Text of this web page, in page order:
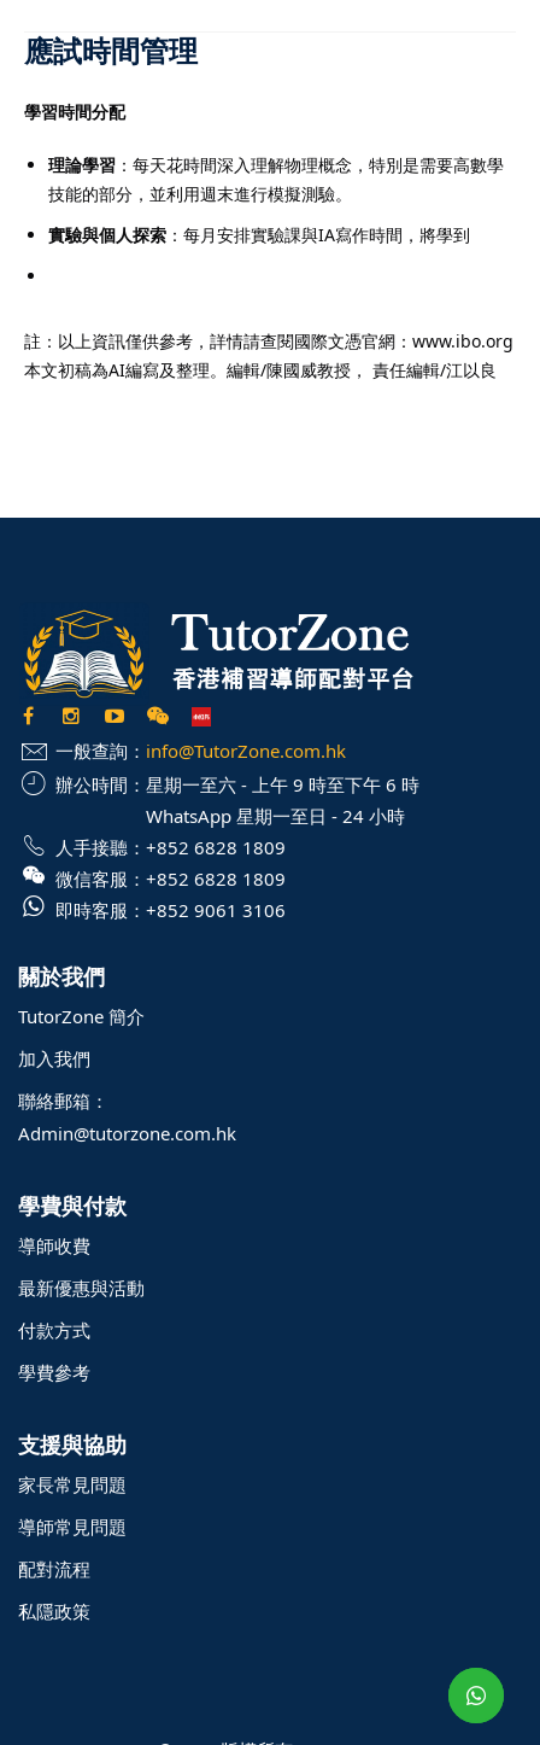
應試時間管理
學習時間分配
理論學習 ：每天花時間深入理解物理概念，特別是需要高數學
技能的部分，並利用週末進行模擬測驗。
實驗與個人探索 ：每月安排實驗課與IA寫作時間，將學到
註：以上資訊僅供參考，詳情請查閱國際文憑官網：www.ibo.org
本文初稿為AI編寫及整理。編輯/陳國威教授， 責任編輯/江以良
一般查詢： info@TutorZone.com.hk
辦公時間： 星期一至六 - 上午 9 時至下午 6 時
WhatsApp 星期一至日 - 24 小時
人手接聽： +852 6828 1809
微信客服： +852 6828 1809
即時客服： +852 9061 3106
關於我們
TutorZone 簡介
加入我們
聯絡郵箱：
Admin@tutorzone.com.hk
學費與付款
導師收費
最新優惠與活動
付款方式
學費參考
支援與協助
家長常見問題
導師常見問題
配對流程
私隱政策